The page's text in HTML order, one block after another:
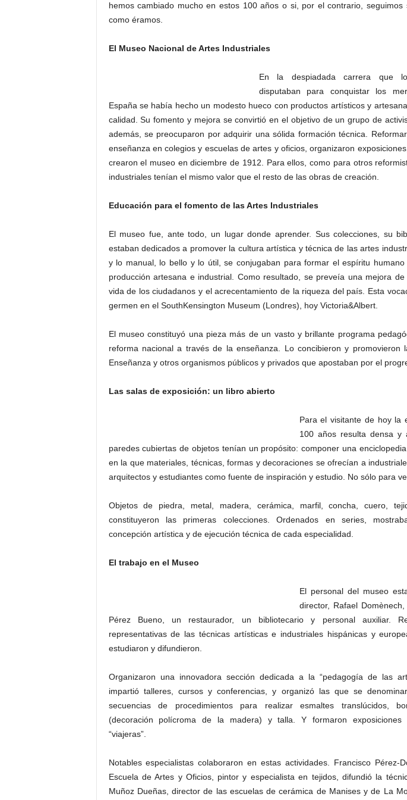
hemos cambiado mucho en estos 100 años o si, por el contrario, seguimos
como éramos.
El Museo Nacional de Artes Industriales
En la despiadada carrera que
disputaban para conquistar los
España se había hecho un modesto hueco con productos artísticos y
calidad. Su fomento y mejora se convirtió en el objetivo de un grupo de
además, se preocuparon por adquirir una sólida formación técnica.
enseñanza en colegios y escuelas de artes y oficios, organizaron
crearon el museo en diciembre de 1912. Para ellos, como para otros
industriales tenían el mismo valor que el resto de las obras de creación.
Educación para el fomento de las Artes Industriales
El museo fue, ante todo, un lugar donde aprender. Sus colecciones, su
estaban dedicados a promover la cultura artística y técnica de las artes
y lo manual, lo bello y lo útil, se conjugaban para formar el espíritu
producción artesana e industrial. Como resultado, se preveía una mejora
vida de los ciudadanos y el acrecentamiento de la riqueza del país. Esta
germen en el SouthKensington Museum (Londres), hoy Victoria&Albert.
El museo constituyó una pieza más de un vasto y brillante programa
reforma nacional a través de la enseñanza. Lo concibieron y promovieron
Enseñanza y otros organismos públicos y privados que apostaban por el
Las salas de exposición: un libro abierto
Para el visitante de hoy la
100 años resulta densa y
paredes cubiertas de objetos tenían un propósito: componer una
en la que materiales, técnicas, formas y decoraciones se ofrecían a
arquitectos y estudiantes como fuente de inspiración y estudio. No sólo para
Objetos de piedra, metal, madera, cerámica, marfil, concha, cuero,
constituyeron las primeras colecciones. Ordenados en series,
concepción artística y de ejecución técnica de cada especialidad.
El trabajo en el Museo
El personal del museo
director, Rafael
Pérez Bueno, un restaurador, un bibliotecario y personal auxiliar.
representativas de las técnicas artísticas e industriales hispánicas y
estudiaron y difundieron.
Organizaron una innovadora sección dedicada a la “pedagogía de las
impartió talleres, cursos y conferencias, y organizó las que se
secuencias de procedimientos para realizar esmaltes translúcidos,
(decoración polícroma de la madera) y talla. Y formaron exposiciones
“viajeras”.
Notables especialistas colaboraron en estas actividades. Francisco Pérez-
Escuela de Artes y Oficios, pintor y especialista en tejidos, difundió la
Muñoz Dueñas, director de las escuelas de cerámica de Manises y de La